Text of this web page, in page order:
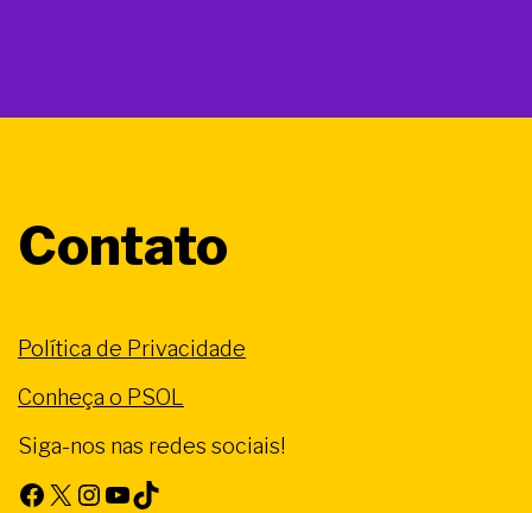
Contato
Política de Privacidade
Conheça o PSOL
Siga-nos nas redes sociais!
Facebook X Instagram Youtube TikTok